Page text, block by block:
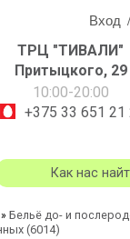
Вход
ТРЦ "ТИВАЛИ"
Притыцкого, 29
10:00-20:00
+375 33 651 21
Как нас
» Бельё до- и
(6014)